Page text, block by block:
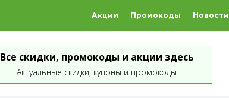
Акции Промокоды Новости
Все скидки, промокоды и акции здесь
Актуальные скидки, купоны и промокоды